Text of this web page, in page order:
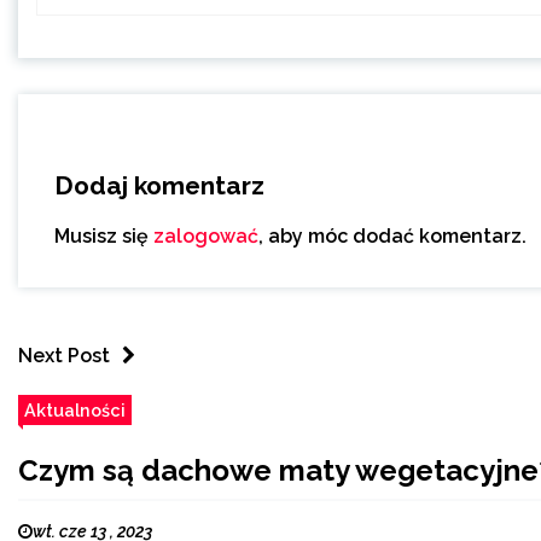
Dodaj komentarz
Musisz się zalogować, aby móc dodać komentarz.
Next Post
Aktualności
Czym są dachowe maty
wt. cze 13 , 2023